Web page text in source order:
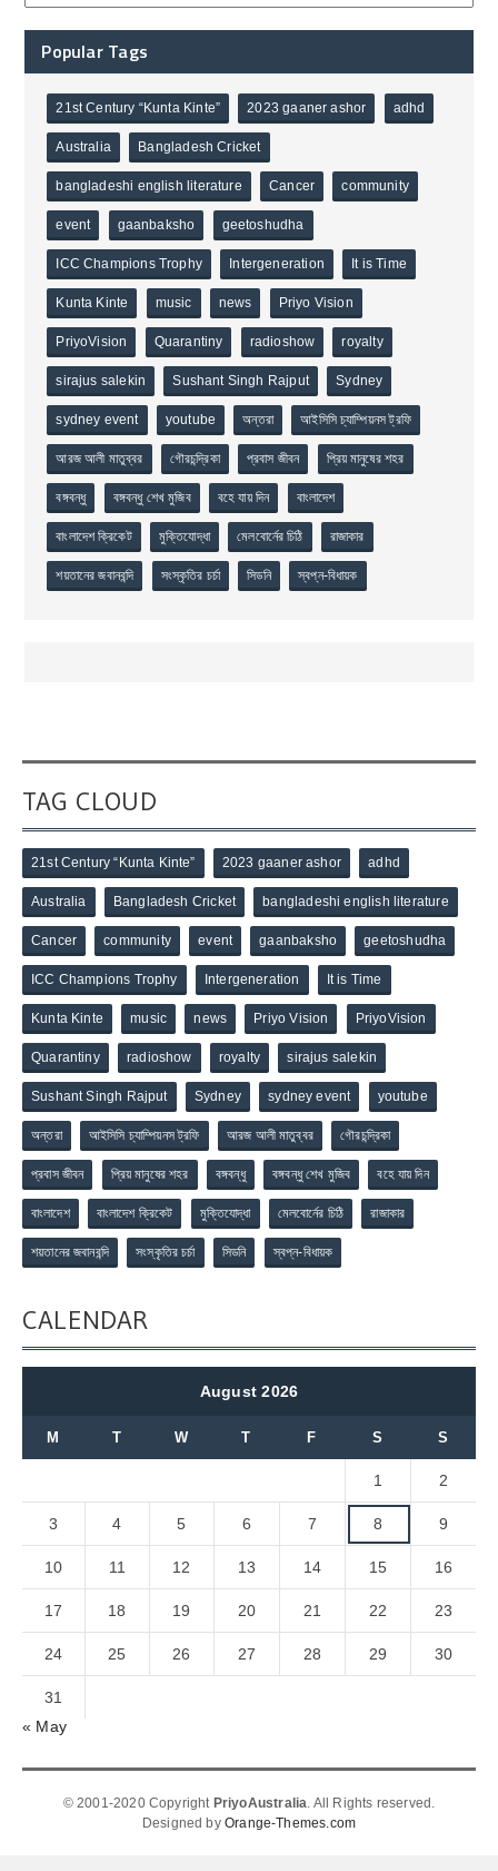
Popular Tags
21st Century “Kunta Kinte” 2023 gaaner ashor adhd
Australia Bangladesh Cricket
bangladeshi english literature Cancer community
event gaanbaksho geetoshudha
ICC Champions Trophy Intergeneration It is Time
Kunta Kinte music news Priyo Vision
PriyoVision Quarantiny radioshow royalty
sirajus salekin Sushant Singh Rajput Sydney
sydney event youtube অন্তরা আইসিসি চ্যাম্পিয়নস ট্রফি
আরজ আলী মাতুব্বর গৌরচন্দ্রিকা প্রবাস জীবন প্রিয় মানুষের শহর
বঙ্গবন্ধু বঙ্গবন্ধু শেখ মুজিব বহে যায় দিন বাংলাদেশ
বাংলাদেশ ক্রিকেট মুক্তিযোদ্ধা মেলবোর্নের চিঠি রাজাকার
শয়তানের জবানবন্দি সংস্কৃতির চর্চা সিডনি স্বপ্ন-বিধায়ক
TAG CLOUD
21st Century “Kunta Kinte” 2023 gaaner ashor adhd
Australia Bangladesh Cricket bangladeshi english literature
Cancer community event gaanbaksho geetoshudha
ICC Champions Trophy Intergeneration It is Time
Kunta Kinte music news Priyo Vision PriyoVision
Quarantiny radioshow royalty sirajus salekin
Sushant Singh Rajput Sydney sydney event youtube
অন্তরা আইসিসি চ্যাম্পিয়নস ট্রফি আরজ আলী মাতুব্বর গৌরচন্দ্রিকা
প্রবাস জীবন প্রিয় মানুষের শহর বঙ্গবন্ধু বঙ্গবন্ধু শেখ মুজিব বহে যায় দিন
বাংলাদেশ বাংলাদেশ ক্রিকেট মুক্তিযোদ্ধা মেলবোর্নের চিঠি রাজাকার
শয়তানের জবানবন্দি সংস্কৃতির চর্চা সিডনি স্বপ্ন-বিধায়ক
CALENDAR
August 2026
M T W T F S S
1 2
3 4 5 6 7 8 9
10 11 12 13 14 15 16
17 18 19 20 21 22 23
24 25 26 27 28 29 30
31
« May
© 2001-2020 Copyright PriyoAustralia. All Rights reserved.
Designed byOrange-Themes.com